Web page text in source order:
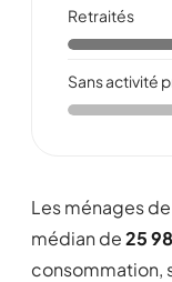
Retraités
Sans activité
Les ménages
médian de25
consommation,